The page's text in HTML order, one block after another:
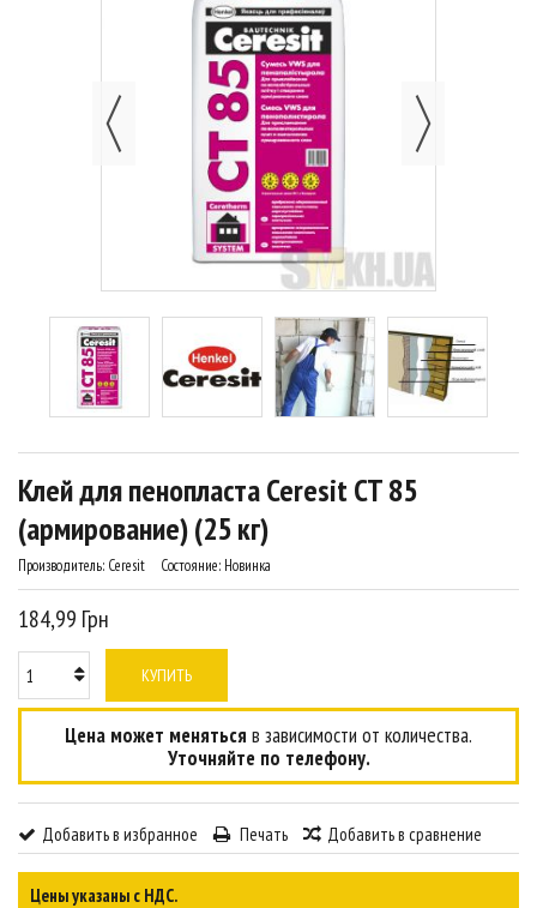
Клей для пенопласта Ceresit CT 85
(армирование) (25 кг)
Производитель: Ceresit Состояние: Новинка
184,99 Грн
КУПИТЬ
Цена может меняться в зависимости от количества.
Уточняйте по телефону.
Добавить в избранное Печать Добавить в сравнение
Цены указаны с НДС.